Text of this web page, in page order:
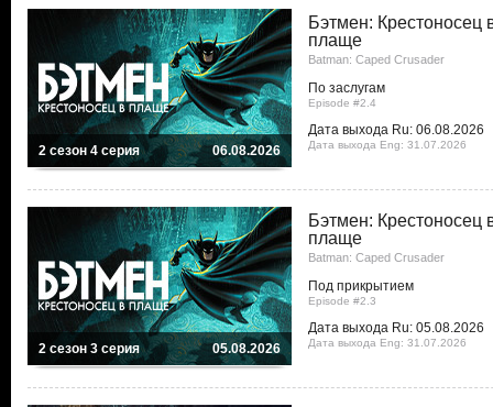
2 сезон 4 серия 06.08.2026
Бэтмен: Крестоносец
плаще
Batman: Caped Crusader
По заслугам
Episode #2.4
Дата выхода Ru: 06.08.2026
Дата выхода Eng: 31.07.2026
2 сезон 3 серия 05.08.2026
Бэтмен: Крестоносец
плаще
Batman: Caped Crusader
Под прикрытием
Episode #2.3
Дата выхода Ru: 05.08.2026
Дата выхода Eng: 31.07.2026